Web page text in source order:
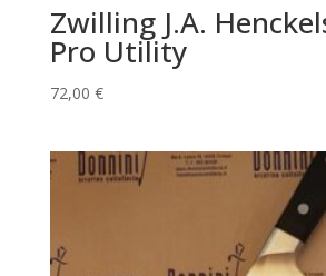
Zwilling J.A.
Pro Utility
72,00 €